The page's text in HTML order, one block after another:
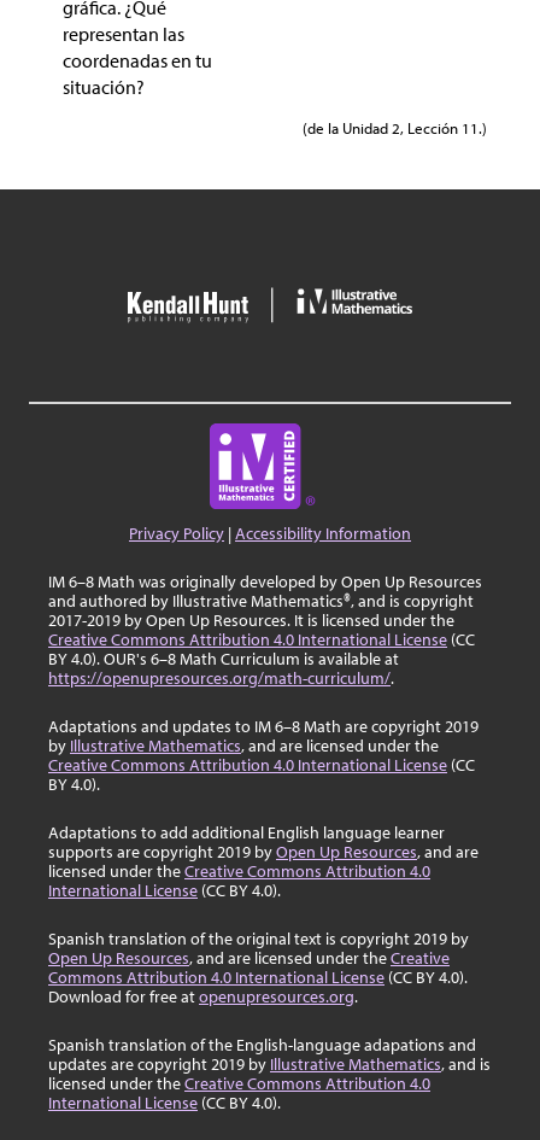
gráfica. ¿Qué
representan las
coordenadas en tu
situación?
(de la Unidad 2, Lección 11.)
Privacy Policy |Accessibility Information
IM 6–8 Math was originally developed by Open Up Resources
and authored by Illustrative Mathematics®, and is copyright
2017-2019 by Open Up Resources. It is licensed under the
Creative Commons Attribution 4.0 International License (CC
BY 4.0). OUR's 6–8 Math Curriculum is available at
https://openupresources.org/math-curriculum/.
Adaptations and updates to IM 6–8 Math are copyright 2019
by Illustrative Mathematics, and are licensed under the
Creative Commons Attribution 4.0 International License (CC
BY 4.0).
Adaptations to add additional English language learner
supports are copyright 2019 byOpen Up Resources, and are
licensed under theCreative Commons Attribution 4.0
International License (CC BY 4.0).
Spanish translation of the original text is copyright 2019 by
Open Up Resources, and are licensed under theCreative
Commons Attribution 4.0 International License (CC BY 4.0).
Download for free atopenupresources.org.
Spanish translation of the English-language adapations and
updates are copyright 2019 by Illustrative Mathematics, and is
licensed under theCreative Commons Attribution 4.0
International License (CC BY 4.0).